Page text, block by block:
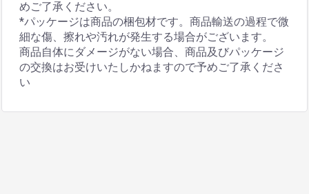
めご了承ください。
*パッケージは商品の梱包材です。商品輸送の過程で微
細な傷、擦れや汚れが発生する場合がございます。
商品自体にダメージがない場合、商品及びパッケージ
の交換はお受けいたしかねますので予めご了承くださ
い